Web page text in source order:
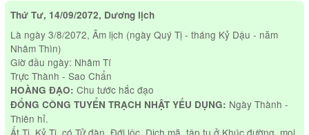
Thứ Tư, 14/09/2072, Dương lịch
Là ngày 3/8/2072, Âm lịch (ngày Quý Tị - tháng Kỷ Dậu - năm
Nhâm Thìn)
Giờ đầu ngày: Nhâm Tí
Trực Thành - Sao Chẩn
HOÀNG ĐẠO: Chu tước hắc đạo
ĐỔNG CÔNG TUYỂN TRẠCH NHẬT YẾU DỤNG: Ngày Thành -
Thiên hỉ.